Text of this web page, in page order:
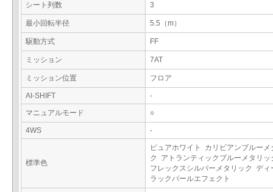
シート列数 3
最小回転半径 5.5（m）
駆動方式 FF
ミッション 7AT
ミッション位置 フロア
AI-SHIFT
-
マニュアルモード
○
4WS -
標準色
ピュアホワイト カリビアンブルーメ
ク アトランティックブルーメタリ
フレックスシルバーメタリック ディ
ラックパールエフェクト